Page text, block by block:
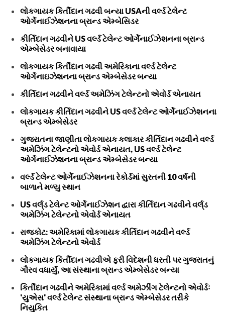
લોકગાયક કિર્તીદાન ગઢવી બન્યા USAની વર્લ્ડ ટેલેન્ટ
ઓર્ગેનાઈઝેશનના બ્રાન્ડ એમ્બેસિડર
કીર્તિદાન ગઢવીને US વર્લ્ડ ટેલેન્ટ ઓર્ગેનાઈઝેશનના બ્રાન્ડ
એમ્બેસેડર બનાવાયા
લોકગાયક કિર્તીદાન ગઢવી અમેરિકાના વર્લ્ડ ટેલેન્ટ
ઓર્ગેનાઇઝેશનના બ્રાન્ડ એમ્બેસેડર બન્યા
કીર્તિદાન ગઢવીને વર્લ્ડ અમેઝિંગ ટેલેન્ટનો એવોર્ડ એનાયત
લોકગાયક કીર્તિદાન ગઢવીને US વર્લ્ડ ટેલેન્ટ ઓર્ગેનાઈઝેશનના
બ્રાન્ડ એમ્બેસેડર
ગુજરાતના જાણીતા લોકગાયક કલાકાર કીર્તિદાન ગઢવીને વર્લ્ડ
અમેઝિંગ ટેલેન્ટનો એવોર્ડ એનાયત, US વર્લ્ડ ટેલેન્ટ
ઓર્ગેનાઈઝેશનના બ્રાન્ડ એમ્બેસેડર બન્યા
વર્લ્ડ ટેલેન્ટ ઓર્ગેનાઈઝેશનના રેકોર્ડમાં સુરતની 10 વર્ષની
બાળાને મળ્યુ સ્થાન
US વર્લ્‌ડ ટેલેન્ટ ઓર્ગેનાઈઝેશન દ્વારા કીર્તિદાન ગઢવીને વર્લ્‌ડ
અમેઝિંગ ટેલેન્ટનો એવોર્ડ એનાયત
રાજકોટ: અમેરિકામાં લોકગાયક કીર્તિદાન ગઢવીને વર્લ્ડ
અમેઝિંગ ટેલેન્ટનો એવોર્ડ
લોકગાયક કિર્તીદાન ગઢવીએ ફરી વિદેશની ધરતી પર ગુજરાતનું
ગૌરવ વધાર્યું, આ સંસ્થાના બ્રાન્ડ એમ્બેસેડર બન્યા
કિર્તીદાન ગઢવીને અમેરિકામાં વર્લ્ડ અમેઝીંગ ટેલેન્ટનો એવોર્ડઃ
'યુએસ' વર્લ્ડ ટેલેન્ટ સંસ્થાના બ્રાન્ડ એમ્બેસેડર તરીકે
નિયુકિત